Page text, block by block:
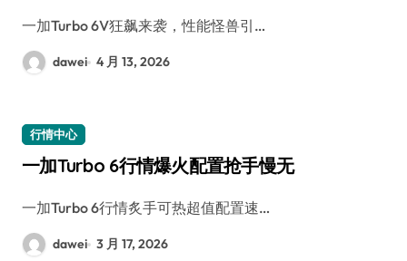
一加Turbo 6V狂飙来袭，性能怪兽引…
dawei 4 月 13, 2026
行情中心
一加Turbo 6行情爆火配置抢手慢无
一加Turbo 6行情炙手可热超值配置速…
dawei 3 月 17, 2026